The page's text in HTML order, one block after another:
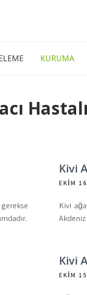
KURUMA
Kivi
EKIM
Kivi
Kivi
EKIM